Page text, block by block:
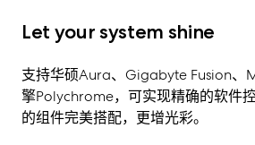
Let your system shine
支持华硕Aura、Gigabyte Fusion、
擎Polychrome，可实现精确的软件
的组件完美搭配，更增光彩。